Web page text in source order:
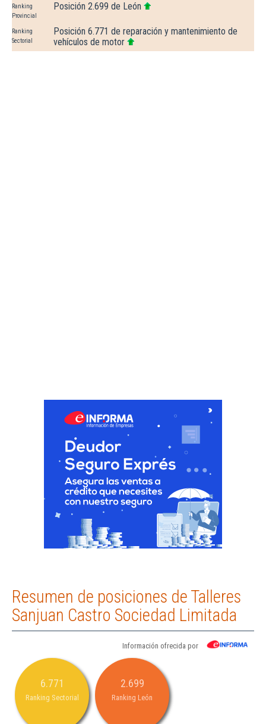
Ranking
Provincial
Posición 2.699 de León
Ranking
Sectorial
Posición 6.771 de reparación y mantenimiento de
vehículos de motor
Resumen de posiciones de Talleres
Sanjuan Castro Sociedad Limitada
Información ofrecida por
6.771
Ranking Sectorial
2.699
Ranking León